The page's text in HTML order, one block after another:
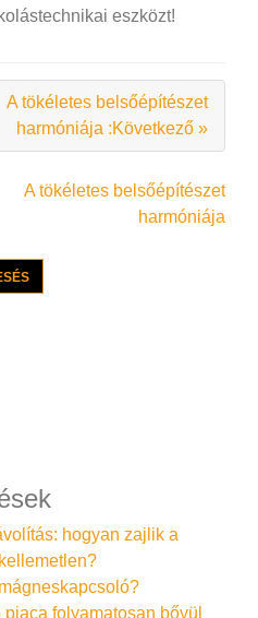
eszközt!
A tökéletes belsőépítészet
harmóniája :Következő »
A tökéletes belsőépítészet
harmóniája
hogyan zajlik a
folyamatosan bővül